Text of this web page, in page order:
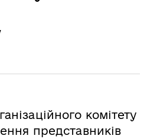
комітету
представників